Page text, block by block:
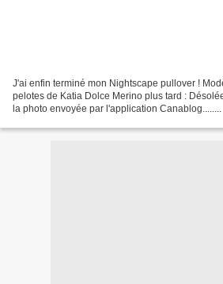
J'ai enfin terminé mon Nightscape pullover !
pelotes de Katia Dolce Merino plus tard :
la photo envoyée par l'application Canablog........